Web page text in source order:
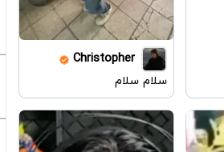
Christopher
سلام سلام